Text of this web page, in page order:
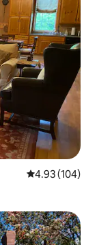
レビュー104
4.93 (104)